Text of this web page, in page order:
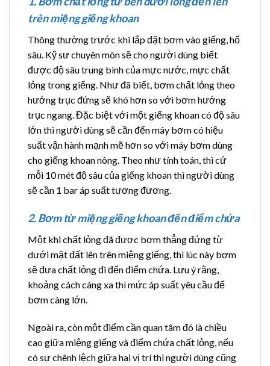
trên miệng giếng khoan
Thông thường trước khi lắp đặt bơm vào giếng, hố
sâu. Kỹ sư chuyên môn sẽ cho người dùng biết
được độ sâu trung bình của mực nước, mực chất
lỏng trong giếng. Như đã biết, bơm chất lỏng theo
hướng trục đứng sẽ khó hơn so với bơm hướng
trục ngang. Đặc biệt với một giếng khoan có độ sâu
lớn thì người dùng sẽ cần đến máy bơm có hiệu
suất vận hành mạnh mẽ hơn so với máy bơm dùng
cho giếng khoan nông. Theo như tính toán, thì cứ
mỗi 10 mét độ sâu của giếng khoan thì người dùng
sẽ cần 1 bar áp suất tương đương.
2. Bơm từ miệng giếng khoan đến điểm chứa
Một khi chất lỏng đã được bơm thẳng đứng từ
dưới mặt đất lên trên miệng giếng, thì lúc này bơm
sẽ đưa chất lỏng đi đến điểm chứa. Lưu ý rằng,
khoảng cách càng xa thì mức áp suất yêu cầu để
bơm càng lớn.
Ngoài ra, còn một điểm cần quan tâm đó là chiều
cao giữa miệng giếng và điểm chứa chất lỏng, nếu
có sự chênh lệch giữa hai vị trí thì người dùng cũng